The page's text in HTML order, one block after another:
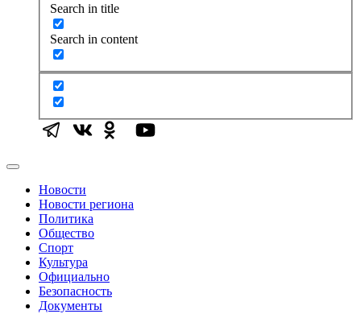
Search in title
Search in content
Новости
Новости региона
Политика
Общество
Спорт
Культура
Официально
Безопасность
Документы